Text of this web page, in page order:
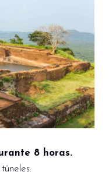
8 horas.